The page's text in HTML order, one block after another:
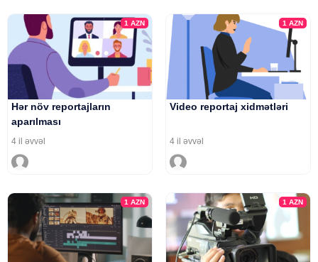
1AZN
Hər növ reportajların
aparılması
4 il əvvəl
1 AZN
Video reportaj xidmətləri
4 il əvvəl
1AZN 1 AZN